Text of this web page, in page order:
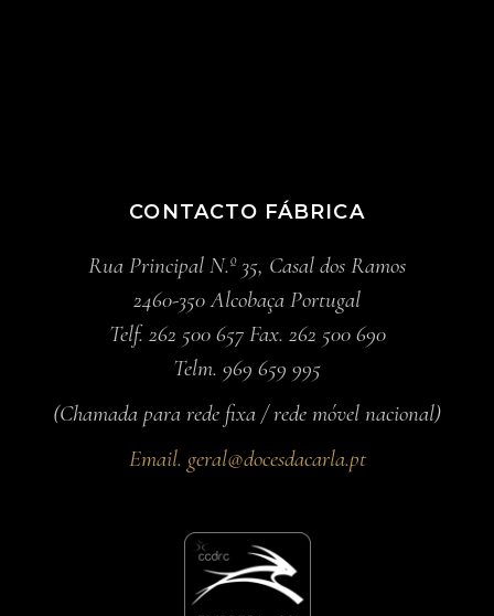
CONTACTO FÁBRICA
Rua Principal N.º 35, Casal dos Ramos
2460-350 Alcobaça Portugal
Telf. 262 500 657 Fax. 262 500 690
Telm. 969 659 995
(Chamada para rede fixa / rede móvel nacional)
Email. geral@docesdacarla.pt